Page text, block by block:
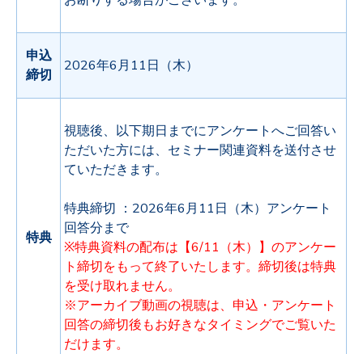
申込
締切
2026年6月11日（木）
特典
視聴後、以下期日までにアンケートへご回答い
ただいた方には、セミナー関連資料を送付させ
ていただきます。
特典締切 ：2026年6月11日（木）アンケート
回答分まで
※特典資料の配布は【6/11（木）】のアンケー
ト締切をもって終了いたします。締切後は特典
を受け取れません。
※アーカイブ動画の視聴は、申込・アンケート
回答の締切後もお好きなタイミングでご覧いた
だけます。